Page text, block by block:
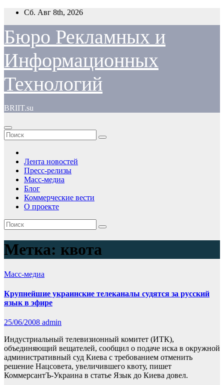
Перейти
содержимому
Сб. Авг 8th, 2026
Бюро Рекламных и
Информационных
Технологий
BRIIT.su
Лента новостей
Пресс-релизы
Масс-медиа
Блог
Коммерческие вести
О проекте
Метка: квота
Масс-медиа
Крупнейшие украинские телеканалы судятся за русский
язык в эфире
25/06/2008 admin
Индустриальный телевизионный комитет (ИТК),
объединяющий вещателей, сообщил о подаче иска в окружной
административный суд Киева с требованием отменить
решение Нацсовета, увеличившего квоту, пишет
КоммерсантЪ-Украина в статье Язык до Киева довел.